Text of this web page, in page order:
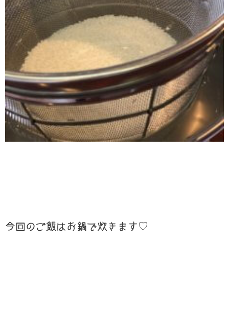
今回のご飯はお鍋で炊きます♡